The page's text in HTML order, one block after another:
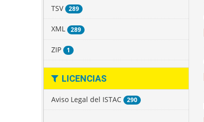
TSV 289
XML 289
ZIP 1
LICENCIAS
Aviso Legal del ISTAC 290